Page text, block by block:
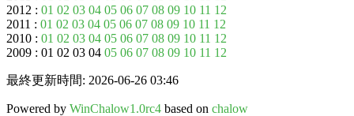
2012 : 01 02 03 04 05 06 07 08 09 10 11 12
2011 : 01 02 03 04 05 06 07 08 09 10 11 12
2010 : 01 02 03 04 05 06 07 08 09 10 11 12
2009 : 01 02 03 04 05 06 07 08 09 10 11 12
最終更新時間: 2026-06-26 03:46
Powered by WinChalow1.0rc4 based on chalow